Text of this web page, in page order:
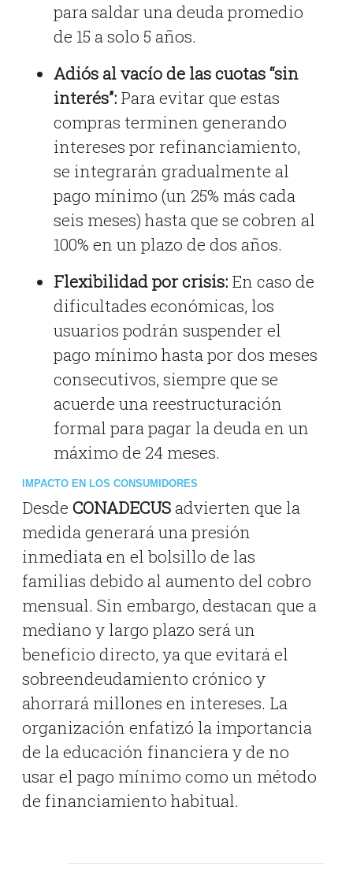
para saldar una deuda promedio
de 15 a solo 5 años.
Adiós al vacío de las cuotas “sin
interés”:Para evitar que estas
compras terminen generando
intereses por refinanciamiento,
se integrarán gradualmente al
pago mínimo (un 25% más cada
seis meses) hasta que se cobren al
100% en un plazo de dos años.
Flexibilidad por crisis:En caso de
dificultades económicas, los
usuarios podrán suspender el
pago mínimo hasta por dos meses
consecutivos, siempre que se
acuerde una reestructuración
formal para pagar la deuda en un
máximo de 24 meses.
IMPACTO EN LOS CONSUMIDORES
Desde CONADECUSadvierten que la
medida generará una presión
inmediata en el bolsillo de las
familias debido al aumento del cobro
mensual. Sin embargo, destacan que a
mediano y largo plazo será un
beneficio directo, ya que evitará el
sobreendeudamiento crónico y
ahorrará millones en intereses. La
organización enfatizó la importancia
de la educación financiera y de no
usar el pago mínimo como un método
de financiamiento habitual.